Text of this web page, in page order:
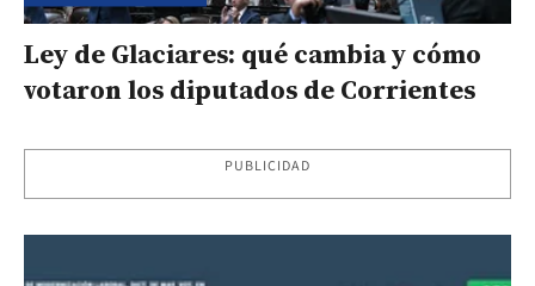
Ley de Glaciares: qué cambia y cómo
votaron los diputados de Corrientes
PUBLICIDAD